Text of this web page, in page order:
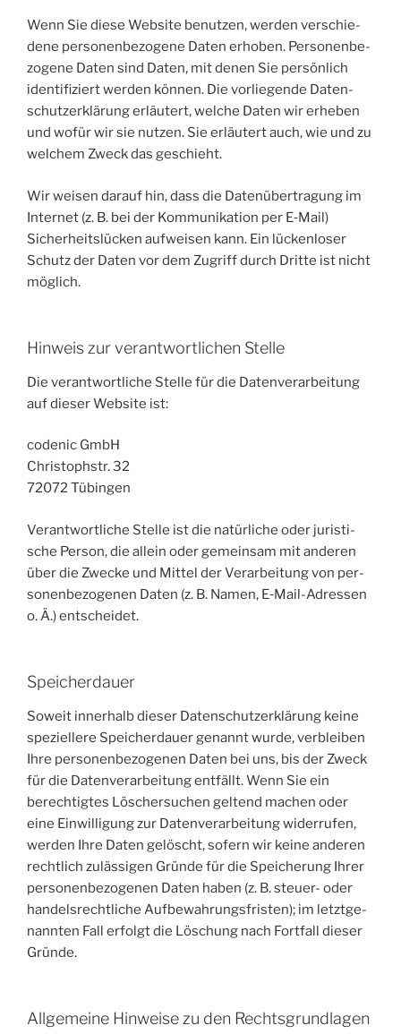
Wenn Sie die­se Web­site benut­zen, wer­den ver­schie­
de­ne per­so­nen­be­zo­ge­ne Daten erho­ben. Per­so­nen­be­
zo­ge­ne Daten sind Daten, mit denen Sie per­sön­lich
iden­ti­fi­ziert wer­den kön­nen. Die vor­lie­gen­de Daten­
schutz­er­klä­rung erläu­tert, wel­che Daten wir erhe­ben
und wofür wir sie nut­zen. Sie erläu­tert auch, wie und zu
wel­chem Zweck das geschieht.
Wir wei­sen dar­auf hin, dass die Daten­über­tra­gung im
Inter­net (z. B. bei der Kom­mu­ni­ka­ti­on per E‑Mail)
Sicher­heits­lü­cken auf­wei­sen kann. Ein lücken­lo­ser
Schutz der Daten vor dem Zugriff durch Drit­te ist nicht
möglich.
Hinweis zur verantwortlichen Stelle
Die ver­ant­wort­li­che Stel­le für die Daten­ver­ar­bei­tung
auf die­ser Web­site ist:
coden­ic GmbH
Chris­tophstr. 32
72072 Tübin­gen
Ver­ant­wort­li­che Stel­le ist die natür­li­che oder juris­ti­
sche Per­son, die allein oder gemein­sam mit ande­ren
über die Zwe­cke und Mit­tel der Ver­ar­bei­tung von per­
so­nen­be­zo­ge­nen Daten (z. B. Namen, E‑Mail-Adres­sen
o. Ä.) entscheidet.
Speicherdauer
Soweit inner­halb die­ser Daten­schutz­er­klä­rung kei­ne
spe­zi­el­le­re Spei­cher­dau­er genannt wur­de, ver­blei­ben
Ihre per­so­nen­be­zo­ge­nen Daten bei uns, bis der Zweck
für die Daten­ver­ar­bei­tung ent­fällt. Wenn Sie ein
berech­tig­tes Löscher­su­chen gel­tend machen oder
eine Ein­wil­li­gung zur Daten­ver­ar­bei­tung wider­ru­fen,
wer­den Ihre Daten gelöscht, sofern wir kei­ne ande­ren
recht­lich zuläs­si­gen Grün­de für die Spei­che­rung Ihrer
per­so­nen­be­zo­ge­nen Daten haben (z. B. steu­er- oder
han­dels­recht­li­che Auf­be­wah­rungs­fris­ten); im letzt­ge­
nann­ten Fall erfolgt die Löschung nach Fort­fall die­ser
Gründe.
Allgemeine Hinweise zu den Rechtsgrundlagen